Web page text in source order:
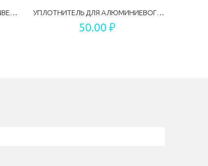
АКТИВИРОВАННЫЙ УГОЛЬ HEISENBERG 150 Г УПЛОТНИТЕЛЬ ДЛЯ АЛЮМИНИЕВОГО ШЛИФА V3
50.00 ₽